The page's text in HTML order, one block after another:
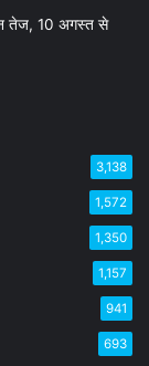
तेज, 10 अगस्त से
3,138
1,572
1,350
1,157
941
693